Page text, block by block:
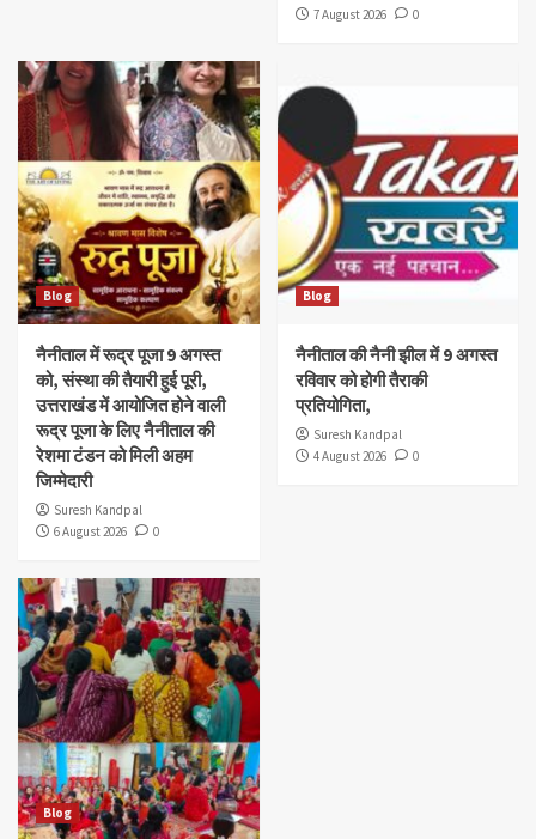
7 August 2026
0
Blog
नैनीताल में रूद्र पूजा 9 अगस्त
को, संस्था की तैयारी हुई पूरी,
उत्तराखंड में आयोजित होने वाली
रूद्र पूजा के लिए नैनीताल की
रेशमा टंडन को मिली अहम
जिम्मेदारी
Suresh Kandpal
6 August 2026
0
Blog
नैनीताल की नैनी झील में 9 अगस्त
रविवार को होगी तैराकी
प्रतियोगिता,
Suresh Kandpal
4 August 2026
0
Blog